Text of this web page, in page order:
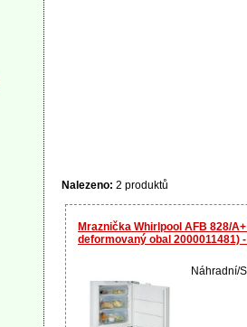
Nalezeno: 2 produktů
Mraznička Whirlpool AFB 828/
deformovaný obal 2000011481)
Náhradní/